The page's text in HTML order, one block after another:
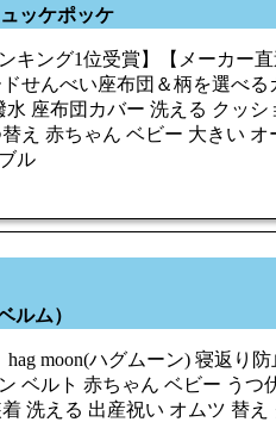
ッケポッケ
ンキング1位受賞】【メーカー
せんべい座布団＆柄を選べる
水 座布団カバー 洗える クッ
え 赤ちゃん ベビー 大きい
ル
ルム）
hag moon(ハグムーン) 寝返り
ベルト 赤ちゃん ベビー うつ
洗える 出産祝い オムツ 替え